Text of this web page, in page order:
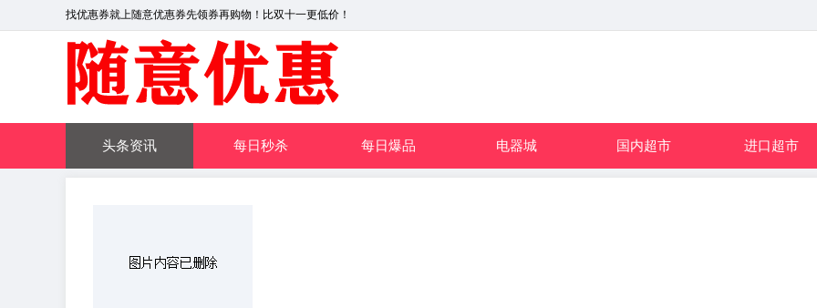
找优惠券就上随意优惠券先领券再购物！比双十一更低价！
头条资讯 每日秒杀 每日爆品 电器城 国内超市 进口超市